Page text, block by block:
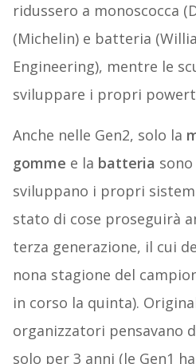
ridussero a monoscocca
(Michelin) e batteria
Engineering), mentre le
sviluppare i propri
Anche nelle Gen2, solo la
gomme e la batteria
sviluppano i propri
stato di cose proseguirà
terza generazione, il cui
nona stagione del
in corso la quinta).
organizzatori pensavano
solo per 3 anni (le Gen1